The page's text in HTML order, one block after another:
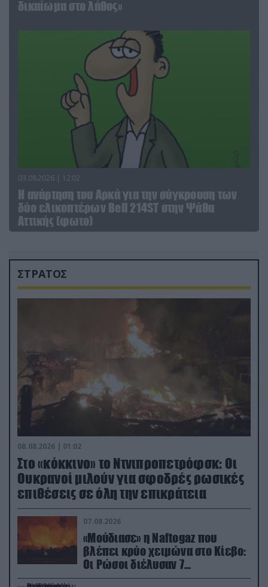
δικαίωμα στο λάθος»
03.08.2026 | 12:02
Η ανάρτηση του Αρκά για την σύγκρουση των
δύο ελικοπτέρων Bell 214ST στην Ψάθα
Αττικής (φωτο)
ΣΤΡΑΤΟΣ
08.08.2026 | 01:02
Στο «κόκκινο» το Ντνιπροπετρόφσκ: Οι
Ουκρανοί μιλούν για σφοδρές ρωσικές
επιθέσεις σε όλη την επικράτεια
07.08.2026
«Μούδιασε» η Naftogaz που
βλέπει κρύο χειμώνα στο Κίεβο:
Οι Ρώσοι διέλυσαν 7
εγκαταστάσεις του ουκρανικού